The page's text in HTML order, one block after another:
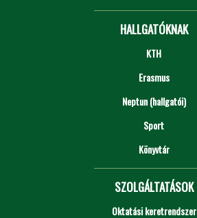
HALLGATÓKNAK
KTH
Erasmus
Neptun (hallgatói)
Sport
Könyvtár
SZOLGÁLTATÁSOK
Oktatási keretrendszer